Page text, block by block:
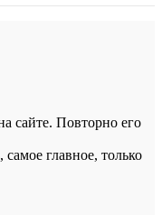
сайте. Повторно его
главное, только